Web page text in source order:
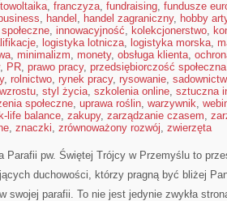
, franczyza, fundraising, fundusze
, handel , handel zagraniczny, hobby
, innowacyjność, kolekcjonerstwo,
, logistyka lotnicza, logistyka morska,
, minimalizm, monety, obsługa klienta,
, PR, prawo pracy, przedsiębiorczość społeczna
, rolnictwo, rynek pracy, rysowanie,
, styl życia, szkolenia online, sztuczna
społeczne, uprawa roślin, warzywnik,
life balance, zakupy, zarządzanie czasem,
, znaczki, zrównoważony rozwój, zwierzęta
Parafii pw. Świętej Trójcy w Przemyślu to
duchowości, którzy pragną być bliżej
swojej parafii. To nie jest jedynie zwykła